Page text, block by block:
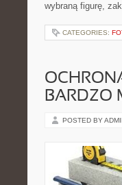
wybraną figurę,
CATEGORIES:
BARDZO
POSTED BY